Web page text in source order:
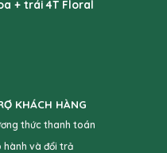
+ trái 4T Floral
KHÁCH HÀNG
thức thanh toán
hành và đổi trả